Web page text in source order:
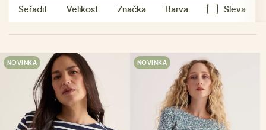
Seřadit Velikost Značka Barva Sleva
NOVINKA NOVINKA